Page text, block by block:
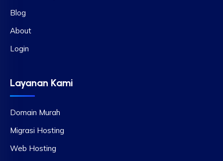
Blog
About
Login
Layanan Kami
Domain Murah
Migrasi Hosting
Web Hosting